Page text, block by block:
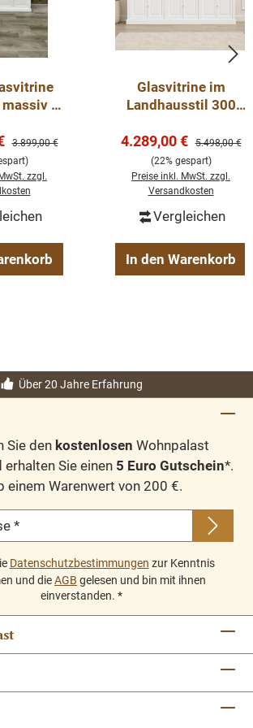
–
Regulärer Preis:
3.899,00 €
zzgl.
Glasvitrine im
Landhausstil 300
Massivholz - sofort
lieferbar!
Verkaufspreis:
4.289,00 € Regulärer
5.498,00 €
(22% gespart)
Preise inkl. MwSt. zzgl.
Versandkosten
Vergleichen
In den Warenkorb
Über 20 Jahre Erfahrung
Sie den kostenlosen Wohnpalast
Sie einen 5 Euro Gutschein*.
einem Warenwert von 200 €.
*
Datenschutzbestimmungen zur Kenntnis
und dieAGB gelesen und bin mit ihnen
einverstanden. *